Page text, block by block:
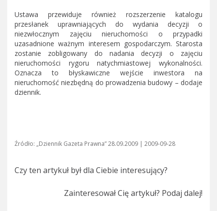
Ustawa przewiduje również rozszerzenie katalogu
przesłanek uprawniających do wydania decyzji o
niezwłocznym zajęciu nieruchomości o przypadki
uzasadnione ważnym interesem gospodarczym. Starosta
zostanie zobligowany do nadania decyzji o zajęciu
nieruchomości rygoru natychmiastowej wykonalności.
Oznacza to błyskawiczne wejście inwestora na
nieruchomość niezbędną do prowadzenia budowy – dodaje
dziennik.
Źródło: „Dziennik Gazeta Prawna” 28.09.2009 | 2009-09-28
Czy ten artykuł był dla Ciebie interesujący?
Zainteresował Cię artykuł? Podaj dalej!